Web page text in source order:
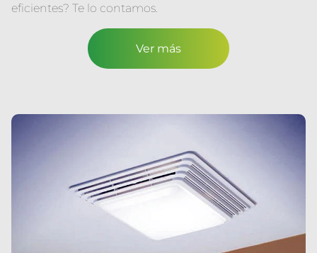
eficientes? Te lo contamos.
Ver más